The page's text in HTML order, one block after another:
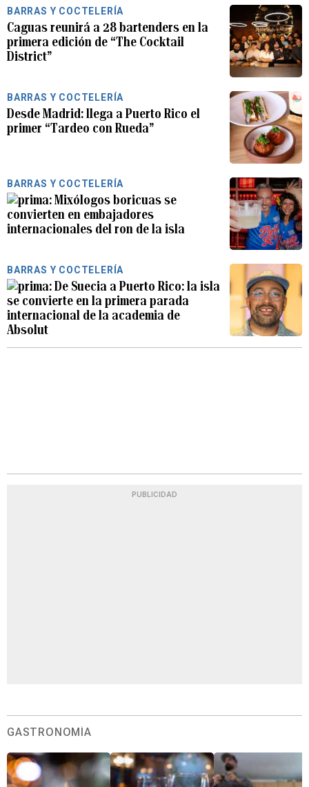
BARRAS Y COCTELERÍA
Caguas reunirá a 28 bartenders en la
primera edición de “The Cocktail
District”
BARRAS Y COCTELERÍA
Desde Madrid: llega a Puerto Rico el
primer “Tardeo con Rueda”
BARRAS Y COCTELERÍA
Mixólogos boricuas se
convierten en embajadores
internacionales del ron de la isla
BARRAS Y COCTELERÍA
De Suecia a Puerto Rico: la isla
se convierte en la primera parada
internacional de la academia de
Absolut
PUBLICIDAD
GASTRONOMÍA